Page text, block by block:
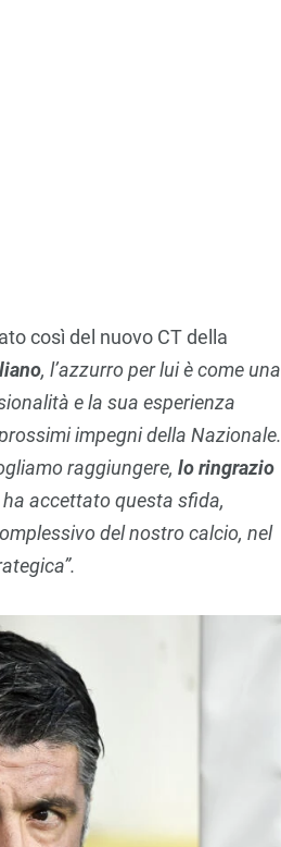
così del nuovo CT della
, l’azzurro per lui è come una
e la sua esperienza
impegni della Nazionale.
raggiungere, lo ringrazio
accettato questa sfida,
del nostro calcio, nel
.